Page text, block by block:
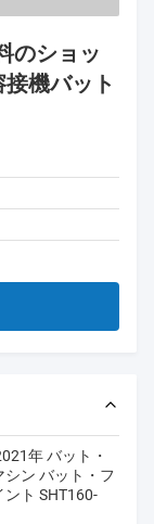
のショッ
機バット
年 バット・
ン バット・フ
ント SHT160-